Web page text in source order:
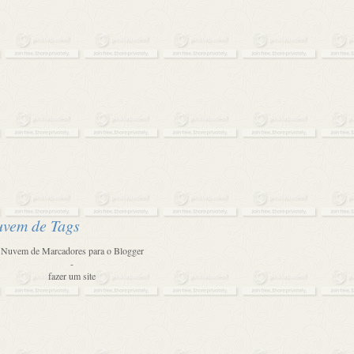
de Tags
Nuvem de Marcadores para o Blogger
-
fazer um site